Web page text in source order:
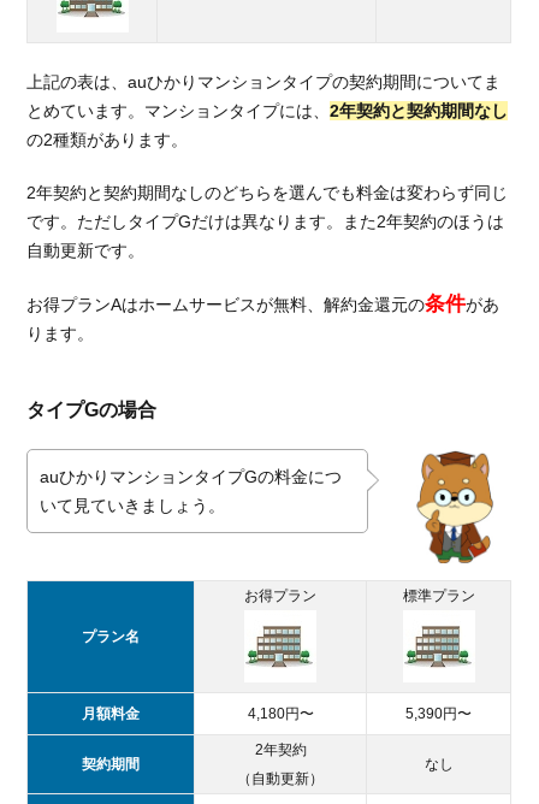
料金
を比
較
5.2.
スマ
セッ
ト割
引で
5.3.
キャ
工事
6.
月額
ひか
上記の表は、auひかりマンションタイプの契約期間についてま
とめています。マンションタイプには、2年契約と契約期間なし
の2種類があります。
2年契約と契約期間なしのどちらを選んでも料金は変わらず同じ
です。ただしタイプGだけは異なります。また2年契約のほうは
自動更新です。
お得プランAはホームサービスが無料、解約金還元の条件があ
ります。
タイプGの場合
auひかりマンションタイプGの料金につ
いて見ていきましょう。
プラン名
お得プラン 標準プラン
月額料金 4,180円〜 5,390円〜
契約期間
2年契約
（自動更新）
なし